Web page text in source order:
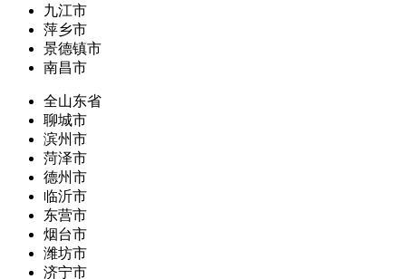
九江市
萍乡市
景德镇市
南昌市
全山东省
聊城市
滨州市
菏泽市
德州市
临沂市
东营市
烟台市
潍坊市
济宁市